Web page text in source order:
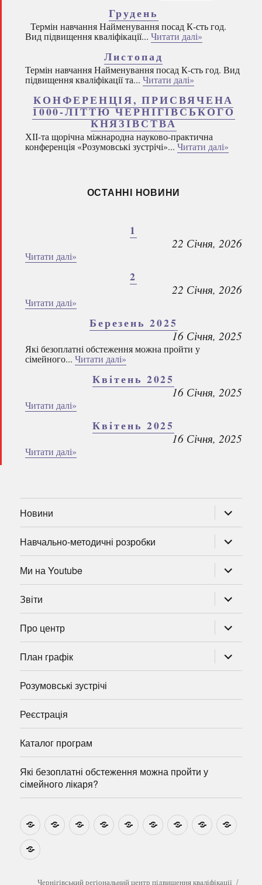
Грудень
Термін навчання Найменування посад К-сть год.
Вид підвищення кваліфікації... Читати далі»
Листопад
Термін навчання Найменування посад К-сть год. Вид
підвищення кваліфікації та... Читати далі»
КОНФЕРЕНЦІЯ, ПРИСВЯЧЕНА
1000-ЛІТТЮ ЧЕРНІГІВСЬКОГО
КНЯЗІВСТВА
ХІІ-та щорічна міжнародна науково-практична
конференція «Розумовські зустрічі»... Читати далі»
ОСТАННІ НОВИНИ
1
22 Січня, 2026
Читати далі»
2
22 Січня, 2026
Читати далі»
Березень 2025
16 Січня, 2025
Які безоплатні обстеження можна пройти у
сімейного... Читати далі»
Квітень 2025
16 Січня, 2025
Читати далі»
Квітень 2025
16 Січня, 2025
Читати далі»
Новини
підменю
Навчально-методичні розробки
підменю
Ми на Youtube
підменю
Звіти
підменю
Про центр
підменю
План графік
підменю
Розумовські зустрічі
Реєстрація
Каталог програм
Які безоплатні обстеження можна пройти у
сімейного лікаря?
НовиниНавчально-
методичні
Ми
на
Звіти Про
центр
План
графік
Розумовські
зустрічі
Реєстрація
Які
безоплатні
можна
Чернігівський регіональний центр підвищення кваліфікації